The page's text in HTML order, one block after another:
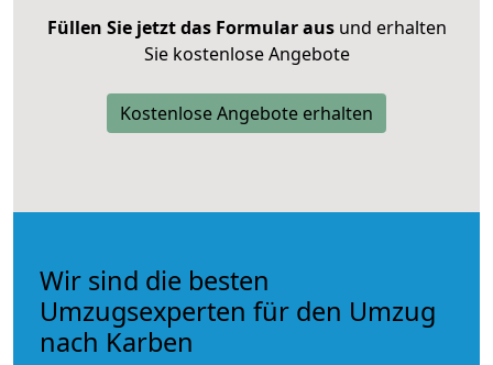
Füllen Sie jetzt das Formular ausund erhalten
Sie kostenlose Angebote
Kostenlose Angebote erhalten
Wir sind die besten
Umzugsexperten für den Umzug
nach Karben